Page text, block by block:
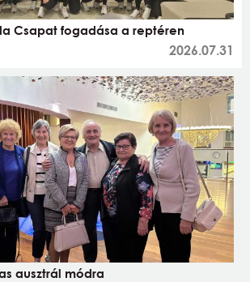
Csapat fogadása a reptéren
2026.07.31
ausztrál módra